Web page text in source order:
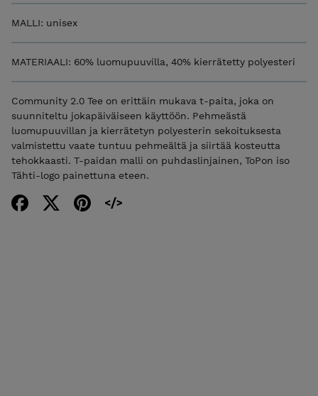
MALLI: unisex
MATERIAALI: 60% luomupuuvilla, 40% kierrätetty polyesteri
Community 2.0 Tee on erittäin mukava t-paita, joka on
suunniteltu jokapäiväiseen käyttöön. Pehmeästä
luomupuuvillan ja kierrätetyn polyesterin sekoituksesta
valmistettu vaate tuntuu pehmeältä ja siirtää kosteutta
tehokkaasti. T-paidan malli on puhdaslinjainen, ToPon iso
Tähti-logo painettuna eteen.